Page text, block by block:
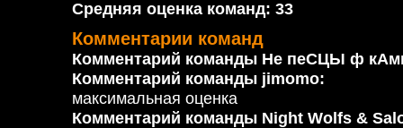
Средняя оценка команд: 33
Комментарии команд
Комментарий команды Не пеСЦЫ ф
Комментарий команды jimomo:
максимальная оценка
Комментарий команды Night Wolfs &